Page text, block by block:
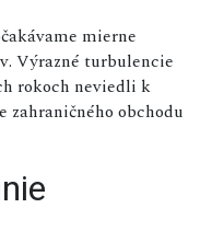
mierne
Výrazné turbulencie
rokoch neviedli k
obchodu